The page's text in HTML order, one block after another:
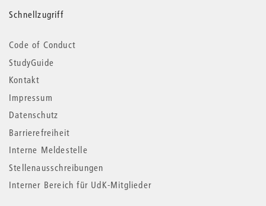
Schnellzugriff
Code of Conduct
StudyGuide
Kontakt
Impressum
Datenschutz
Barrierefreiheit
Interne Meldestelle
Stellenausschreibungen
Interner Bereich für UdK-Mitglieder